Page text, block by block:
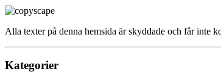
Alla texter på denna hemsida är skyddade och får inte
Kategorier